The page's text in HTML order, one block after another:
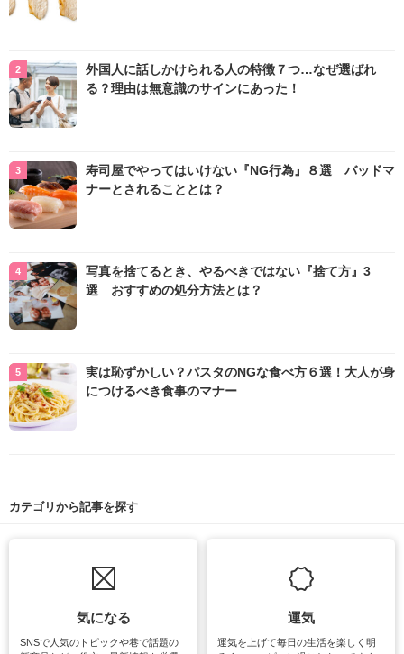
外国人に話しかけられる人の特徴７つ…なぜ選ばれ
る？理由は無意識のサインにあった！
寿司屋でやってはいけない『NG行為』８選 バッドマ
ナーとされることとは？
写真を捨てるとき、やるべきではない『捨て方』3
選 おすすめの処分方法とは？
実は恥ずかしい？パスタのNGな食べ方６選！大人が身
につけるべき食事のマナー
カテゴリから記事を探す
気になる
SNSで人気のトピックや巷で話題の
運気
運気を上げて毎日の生活を楽しく明